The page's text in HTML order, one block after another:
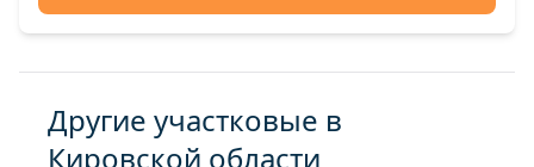
Другие участковые в
Кировской области